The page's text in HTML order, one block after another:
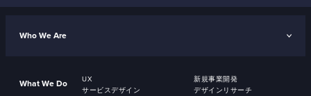
Who We Are
What We Do UX
新規事業開発
サービスデザイン
デザインリサーチ